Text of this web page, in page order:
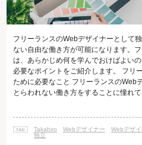
フリーランスのWebデザイナーとして
ない自由な働き方が可能になります。
は、あらかじめ何を学んでおけばよい
必要なポイントをご紹介します。 フリ
ために必要なこと フリーランスのWeb
とらわれない働き方をすることに憧れ
か？ フリーならば時間の使い方が自分
す。 魅力いっぱいに見えるフリーラン
Takahiro Webデザイナー Webデザイ
独立